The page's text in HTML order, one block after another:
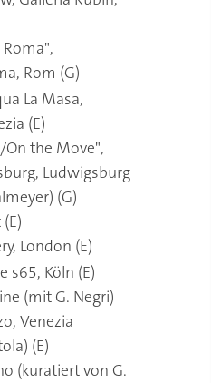
Rom (G)
La Masa,
(E)
On the Move",
Ludwigsburg
(G)
London (E)
s65, Köln (E)
(mit G. Negri)
Venezia
(E)
(kuratiert von G.